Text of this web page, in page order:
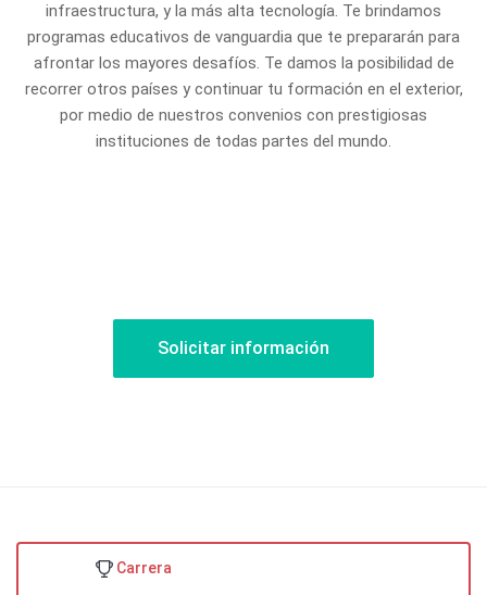
infraestructura, y la más alta tecnología. Te brindamos
programas educativos de vanguardia que te prepararán para
afrontar los mayores desafíos. Te damos la posibilidad de
recorrer otros países y continuar tu formación en el exterior,
por medio de nuestros convenios con prestigiosas
instituciones de todas partes del mundo.
Solicitar información
Carrera